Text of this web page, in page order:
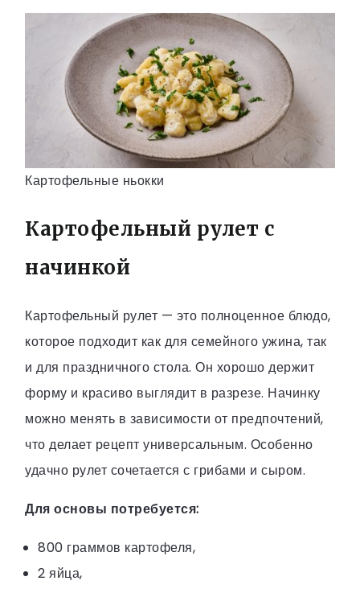
Картофельные ньокки
Картофельный рулет с
начинкой
Картофельный рулет — это полноценное блюдо,
которое подходит как для семейного ужина, так
и для праздничного стола. Он хорошо держит
форму и красиво выглядит в разрезе. Начинку
можно менять в зависимости от предпочтений,
что делает рецепт универсальным. Особенно
удачно рулет сочетается с грибами и сыром.
Для основы потребуется:
800 граммов картофеля,
2 яйца,